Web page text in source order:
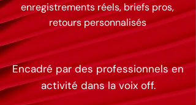
enregistrements réels, briefs pros,
retours personnalisés
Encadré par des professionnels en
activité dans la voix off.